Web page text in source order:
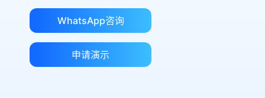
WhatsApp咨询
申请演示